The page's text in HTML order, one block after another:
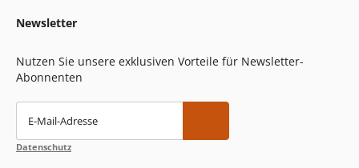
Newsletter
Nutzen Sie unsere exklusiven Vorteile für Newsletter-
Abonnenten
E-Mail-Adresse
Datenschutz